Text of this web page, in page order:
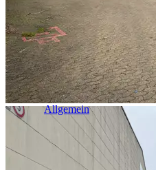
Industrie & Logistik
Allgemein